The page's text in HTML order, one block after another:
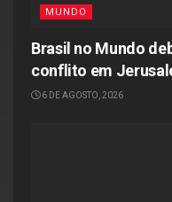
MUNDO
Brasil no Mundo
conflito em
6 DE AGOSTO, 2026